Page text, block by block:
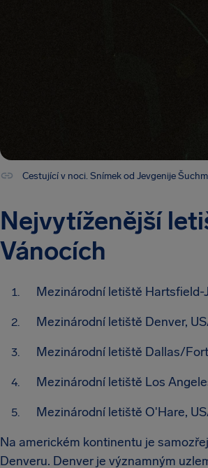
Cestující v noci. Snímek od Jevgenije
Nejvytíženější
Vánocích
Mezinárodní letiště Hartsfield-
Mezinárodní letiště Denver,
Mezinárodní letiště Dallas/
Mezinárodní letiště Los
Mezinárodní letiště O'Hare,
Na americkém kontinentu je
Denveru. Denver je významným